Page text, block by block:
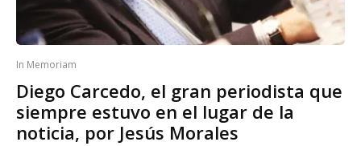
In Memoriam
Diego Carcedo, el gran periodista que
siempre estuvo en el lugar de la
noticia, por Jesús Morales